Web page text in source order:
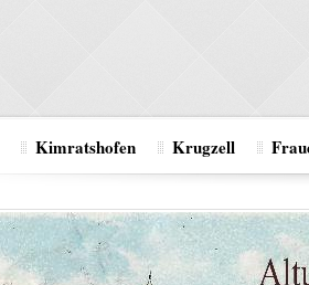
Kimratshofen Krugzell